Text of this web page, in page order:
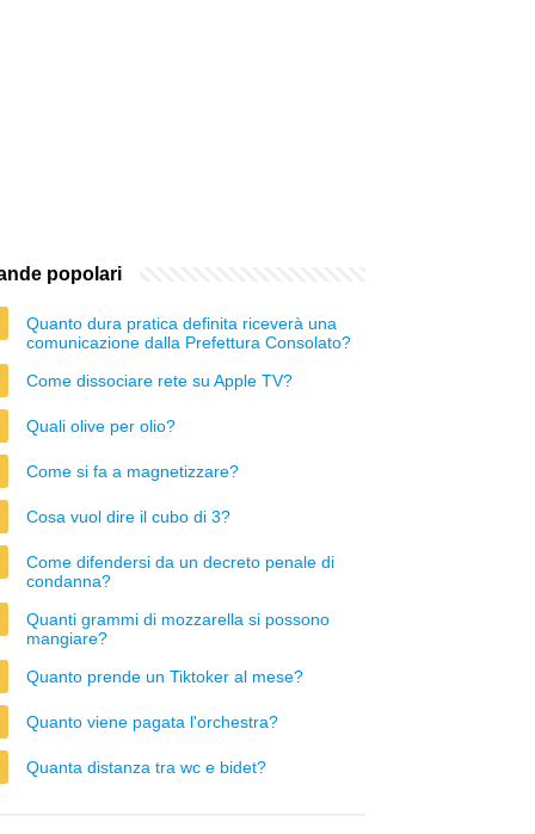
popolari
Quanto dura pratica definita riceverà una
comunicazione dalla Prefettura Consolato?
Come dissociare rete su Apple TV?
Quali olive per olio?
Come si fa a magnetizzare?
Cosa vuol dire il cubo di 3?
Come difendersi da un decreto penale di
condanna?
Quanti grammi di mozzarella si possono
mangiare?
Quanto prende un Tiktoker al mese?
Quanto viene pagata l'orchestra?
Quanta distanza tra wc e bidet?